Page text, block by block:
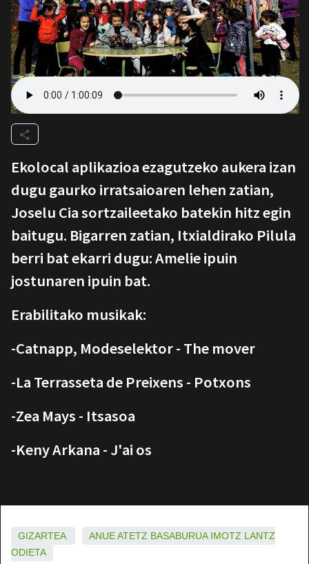
Ekolocal aplikazioa ezagutzeko aukera izan
dugu gaurko irratsaioaren lehen zatian,
Joselu Cia sortzaileetako batekin hitz egin
baitugu. Bigarren zatian, Itxialdirako Pilula
berri bat ekarri dugu: Amelie ipuin
jostunaren ipuin bat.
Erabilitako musikak:
-Catnapp, Modeselektor - The mover
-La Terrasseta de Preixens - Potxons
-Zea Mays - Itsasoa
-Keny Arkana - J'ai os
GIZARTEA ANUEATETZ BASABURUA IMOTZ LANTZ
ODIETA